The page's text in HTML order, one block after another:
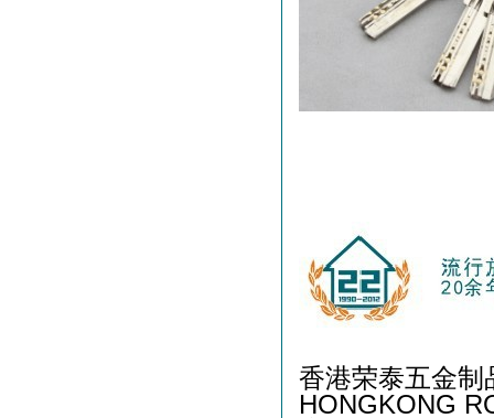
香港荣泰五金制
HONGKONG